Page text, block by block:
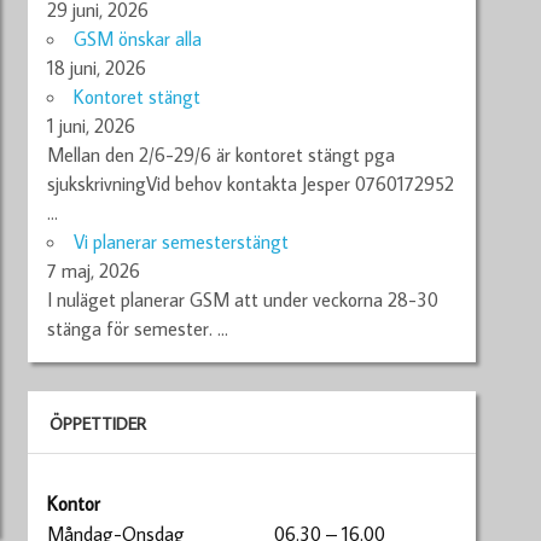
29 juni, 2026
GSM önskar alla
18 juni, 2026
Kontoret stängt
1 juni, 2026
Mellan den 2/6-29/6 är kontoret stängt pga
sjukskrivningVid behov kontakta Jesper 0760172952
…
Vi planerar semesterstängt
7 maj, 2026
I nuläget planerar GSM att under veckorna 28-30
stänga för semester. …
ÖPPETTIDER
Kontor
Måndag-Onsdag
06.30 – 16.00